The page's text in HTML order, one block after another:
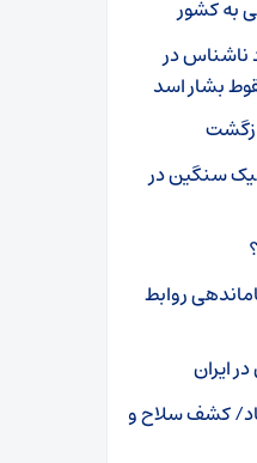
ناشناس در
بشار اسد
سنگین در
روابط
ایران
کشف سلاح و